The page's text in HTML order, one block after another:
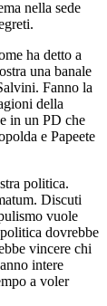
nella sede
ha detto a
una banale
Fanno la
della
in un PD che
e Papeete
politica.
Discuti
vuole
dovrebbe
vincere chi
intere
a voler